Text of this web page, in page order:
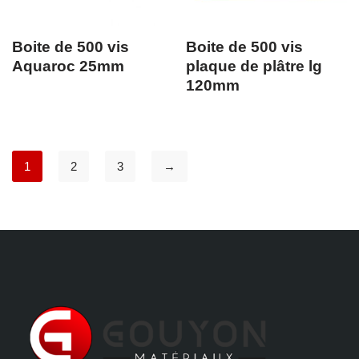
Boite de 500 vis
Aquaroc 25mm
Boite de 500 vis
plaque de plâtre lg
120mm
1 2 3 →